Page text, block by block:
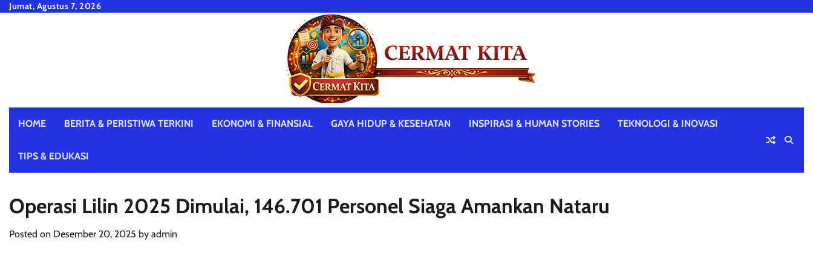
SkipJumat, Agustus 7, 2026
HOME BERITA & PERISTIWA TERKINI EKONOMI & FINANSIAL GAYA HIDUP & KESEHATAN INSPIRASI & HUMAN STORIES TEKNOLOGI & INOVASI
TIPS & EDUKASI
Operasi Lilin 2025 Dimulai, 146.701 Personel Siaga Amankan Nataru
Posted on Desember 20, 2025 by admin